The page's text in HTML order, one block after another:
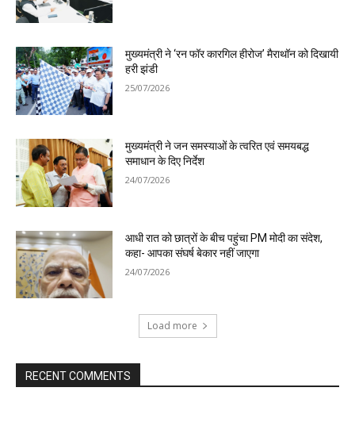
मुख्यमंत्री ने ‘रन फॉर कारगिल हीरोज’ मैराथॉन को दिखायी
हरी झंडी
25/07/2026
मुख्यमंत्री ने जन समस्याओं के त्वरित एवं समयबद्ध
समाधान के दिए निर्देश
24/07/2026
आधी रात को छात्रों के बीच पहुंचा PM मोदी का संदेश,
कहा- आपका संघर्ष बेकार नहीं जाएगा
24/07/2026
Load more
RECENT COMMENTS